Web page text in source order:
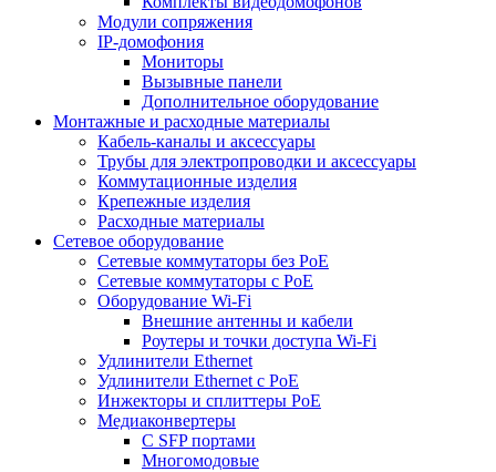
Модули сопряжения
IP-домофония
Мониторы
Вызывные панели
Дополнительное оборудование
Монтажные и расходные материалы
Кабель-каналы и аксессуары
Трубы для электропроводки и аксессуары
Коммутационные изделия
Крепежные изделия
Расходные материалы
Сетевое оборудование
Сетевые коммутаторы без РоЕ
Сетевые коммутаторы с РоЕ
Оборудование Wi-Fi
Внешние антенны и кабели
Роутеры и точки доступа Wi-Fi
Удлинители Ethernet
Удлинители Ethernet с PoE
Инжекторы и сплиттеры РоЕ
Медиаконвертеры
С SFP портами
Многомодовые